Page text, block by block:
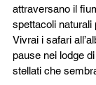
attraversano il
spettacoli naturali
Vivrai i safari
pause nei lodge
stellati che